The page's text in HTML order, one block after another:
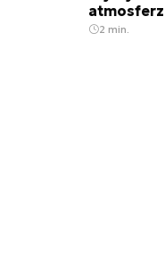
2 min.